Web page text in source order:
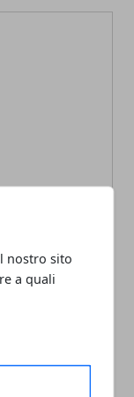
nostro sito
a quali